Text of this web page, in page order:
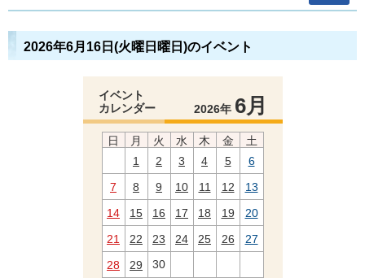
2026年6月16日(火曜日曜日)のイベント
イベント
カレンダー
2026年 6月
日 月 火 水 木 金
土
1
2 3 4 5
6
7
8 9 10 11 12
13
14
15 16 17 18 19
20
21
22 23 24 25 26
27
28
29 30